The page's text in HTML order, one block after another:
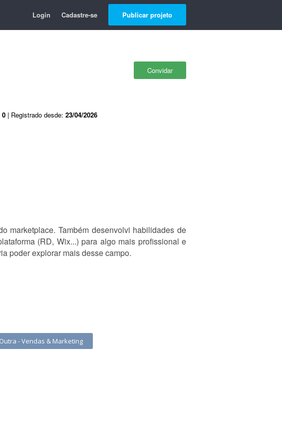
Login Cadastre-se Publicar projeto
Convidar
0 | Registrado desde: 23/04/2026
marketplace. Também desenvolvi habilidades de
(RD, Wix...) para algo mais profissional e
poder explorar mais desse campo.
Outra - Vendas & Marketing